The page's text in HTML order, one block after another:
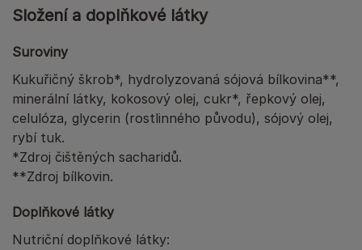
Složení a doplňkové látky
Suroviny
Kukuřičný škrob*, hydrolyzovaná sójová bílkovina**,
minerální látky, kokosový olej, cukr*, řepkový olej,
celulóza, glycerin (rostlinného původu), sójový olej,
rybí tuk.
*Zdroj čištěných sacharidů.
**Zdroj bílkovin.
Doplňkové látky
Nutriční doplňkové látky: